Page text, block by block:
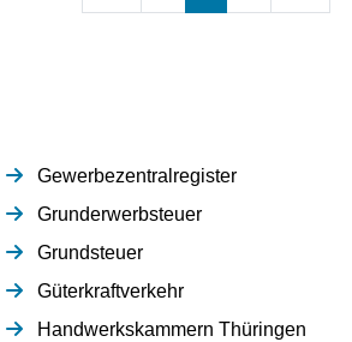
Gewerbezentralregister
Grunderwerbsteuer
Grundsteuer
Güterkraftverkehr
Handwerkskammern Thüringen